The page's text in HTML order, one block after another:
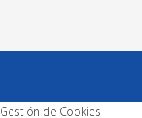
Gestión de Cookies